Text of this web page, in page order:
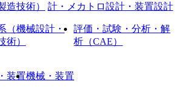
造技術）
計・メカトロ設計・装置設計
（機械設計・
術）
評価・試験・分析・解
析（CAE）
装置機械・装置